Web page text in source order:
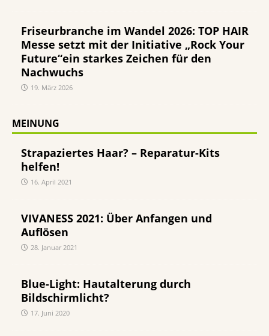
Friseurbranche im Wandel 2026: TOP HAIR
Messe setzt mit der Initiative „Rock Your
Future“ein starkes Zeichen für den
Nachwuchs
19. März 2026
MEINUNG
Strapaziertes Haar? – Reparatur-Kits
helfen!
16. April 2021
VIVANESS 2021: Über Anfangen und
Auflösen
28. Januar 2021
Blue-Light: Hautalterung durch
Bildschirmlicht?
17. Juni 2020